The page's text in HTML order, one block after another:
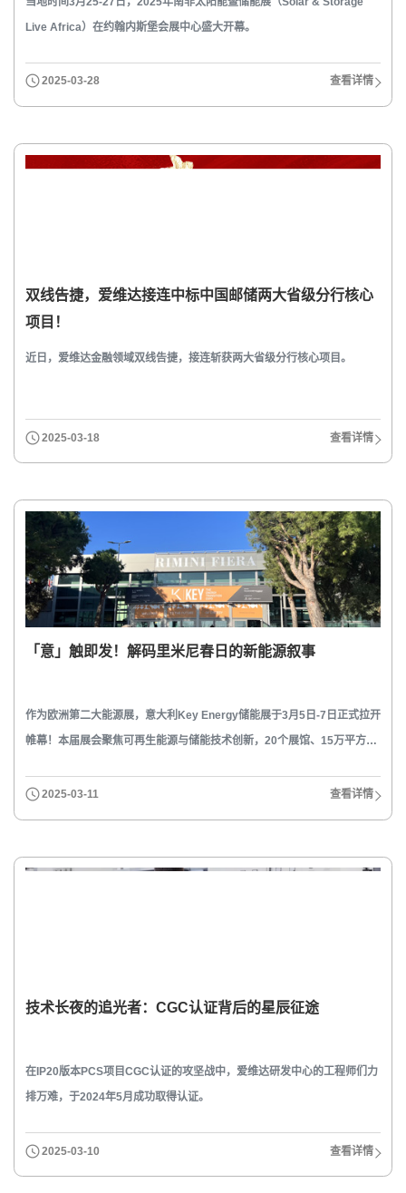
Live Africa）在约翰内斯堡会展中心盛大开幕。
2025-03-28 查看详情
双线告捷，爱维达接连中标中国邮储两大省级分行核心
项目！
近日，爱维达金融领域双线告捷，接连斩获两大省级分行核心项目。
2025-03-18 查看详情
「意」触即发！解码里米尼春日的新能源叙事
作为欧洲第二大能源展，意大利Key Energy储能展于3月5日-7日正式拉开
帷幕！本届展会聚焦可再生能源与储能技术创新，20个展馆、15万平方米
作伙伴关系，拓展全球商业机遇。
2025-03-11 查看详情
技术长夜的追光者：CGC认证背后的星辰征途
在IP20版本PCS项目CGC认证的攻坚战中，爱维达研发中心的工程师们力
排万难，于2024年5月成功取得认证。
2025-03-10 查看详情